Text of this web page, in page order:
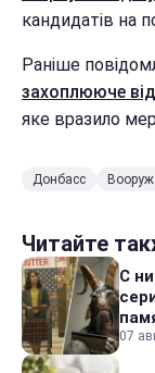
кандидатів на
Раніше
захоплююче
яке вразило
Донбасс
Читайте
С
07